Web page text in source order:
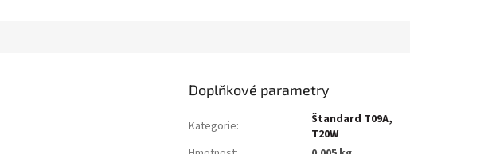
Doplňkové parametry
Kategorie:
Štandard T09A,
T20W